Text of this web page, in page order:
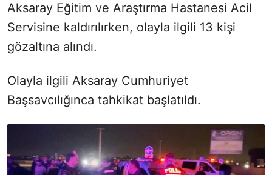
Aksaray Eğitim ve Araştırma Hastanesi Acil
Servisine kaldırılırken, olayla ilgili 13 kişi
gözaltına alındı.
Olayla ilgili Aksaray Cumhuriyet
Başsavcılığınca tahkikat başlatıldı.